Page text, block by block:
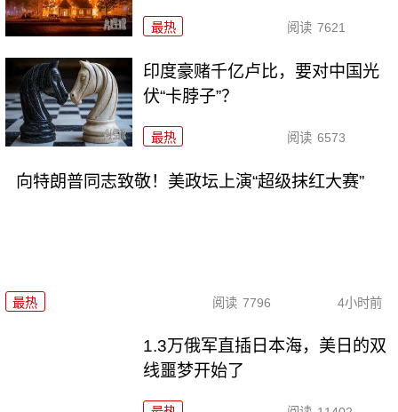
最热 阅读 7621
印度豪赌千亿卢比，要对中国光
伏“卡脖子”？
最热 阅读 6573
向特朗普同志致敬！美政坛上演“超级抹红大赛”
最热 阅读 7796 4小时前
1.3万俄军直插日本海，美日的双
线噩梦开始了